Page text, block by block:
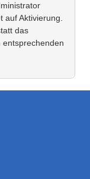
Aktivierung.
das